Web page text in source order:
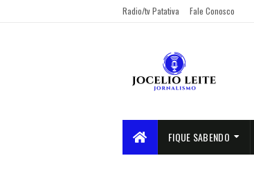
Radio/tv Patativa Fale Conosco
FIQUE SABENDO